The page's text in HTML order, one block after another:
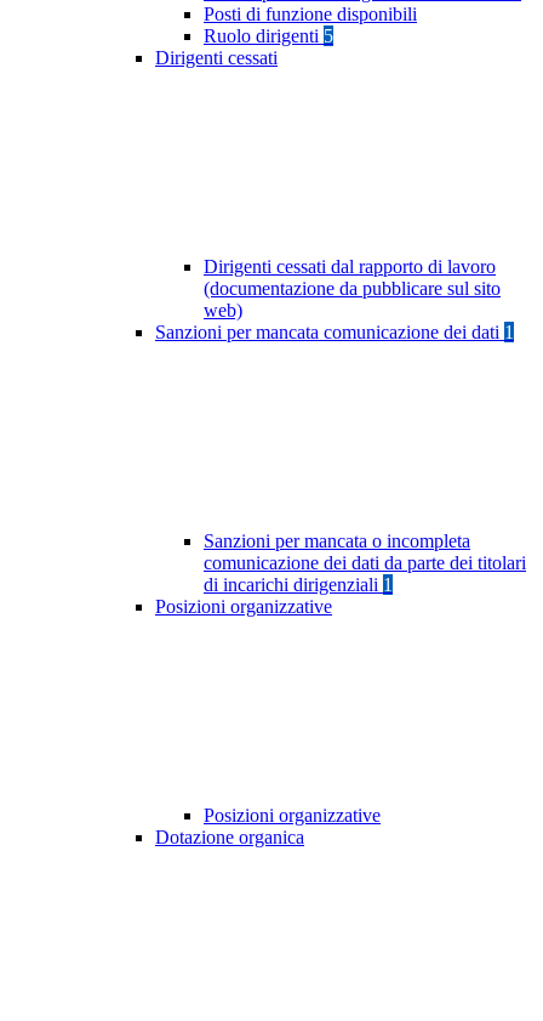
Posti di funzione disponibili
Ruolo dirigenti 5
Dirigenti cessati
Dirigenti cessati dal rapporto di lavoro
(documentazione da pubblicare sul sito
web)
Sanzioni per mancata comunicazione dei dati 1
Sanzioni per mancata o incompleta
comunicazione dei dati da parte dei titolari
di incarichi dirigenziali 1
Posizioni organizzative
Posizioni organizzative
Dotazione organica